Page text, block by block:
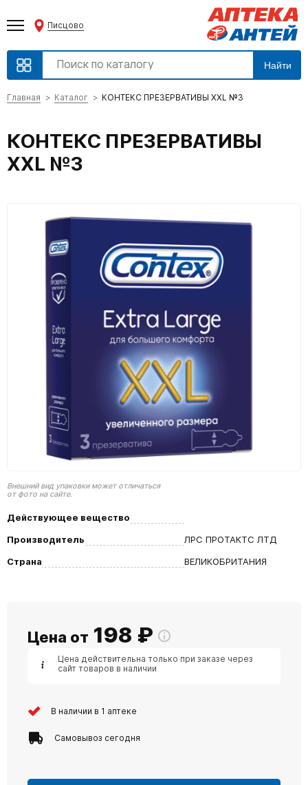
Писцово
Найти
Главная Каталог КОНТЕКС ПРЕЗЕРВАТИВЫ XXL №3
КОНТЕКС ПРЕЗЕРВАТИВЫ
XXL №3
Внешний вид упаковки может отличаться
от фото на сайте.
Действующее вещество
Производитель
ЛРС ПРОТАКТС ЛТД
Страна
ВЕЛИКОБРИТАНИЯ
Цена от 198 ₽
Цена действительна только при заказе через
сайт товаров в наличии
В наличии в 1 аптеке
Самовывоз сегодня